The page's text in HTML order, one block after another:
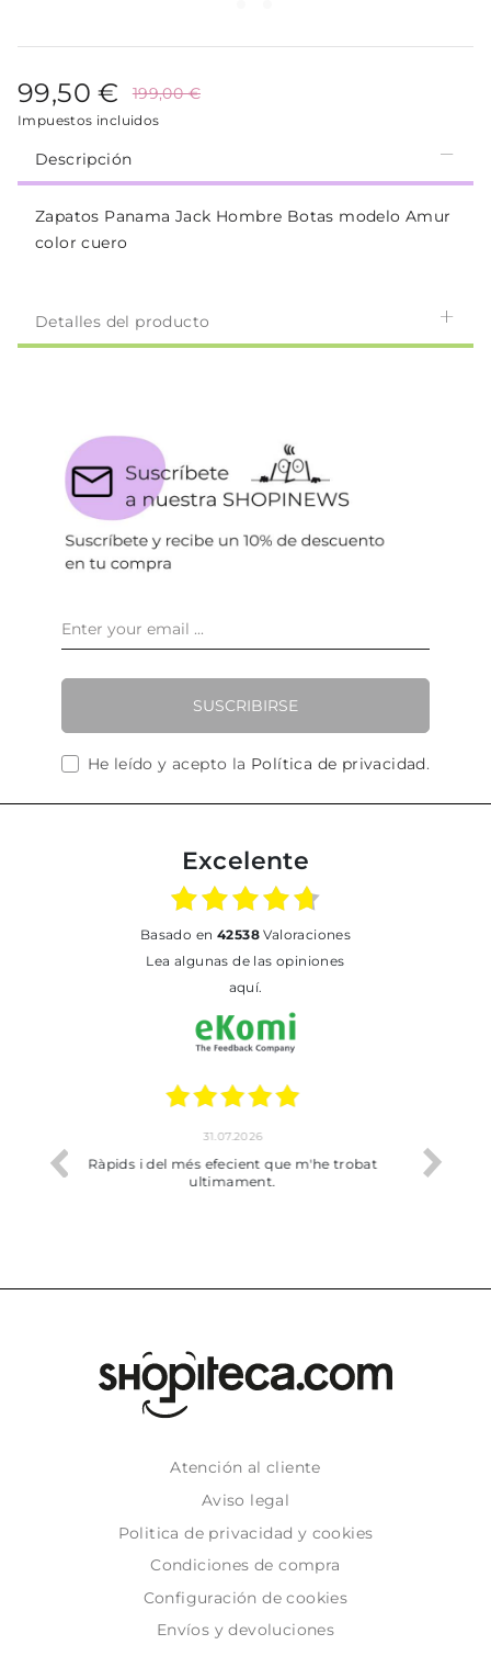
99,50 € 199,00 €
Impuestos incluidos
Descripción
Zapatos Panama Jack Hombre Botas modelo Amur
color cuero
Detalles del producto
SUSCRIBIRSE
He leído y acepto la Política de privacidad.
Excelente
basado en 42538Valoraciones
Lea algunas de las opiniones
aquí.
trobat
17.07.2026
Bien pero soy de Vilafranca y no me ha
dejado recoger en tienda
Atención al cliente
Aviso legal
Politica de privacidad y cookies
Condiciones de compra
Configuración de cookies
Envíos y devoluciones